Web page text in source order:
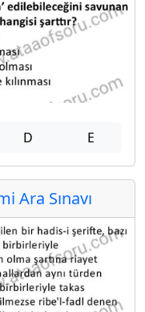
D E
Ara Sınavı